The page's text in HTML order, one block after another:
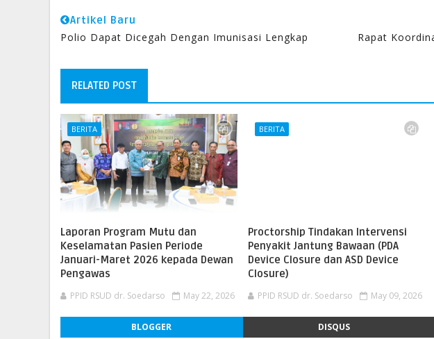
Artikel Baru
Polio Dapat Dicegah Dengan Imunisasi Lengkap
Rapat
RELATED POST
BERITA
Laporan Program Mutu dan
Keselamatan Pasien Periode
Januari-Maret 2026 kepada Dewan
Pengawas
PPID RSUD dr. Soedarso May 22, 2026
BERITA
Proctorship Tindakan Intervensi
Penyakit Jantung Bawaan (PDA
Device Closure dan ASD Device
Closure)
PPID RSUD dr. Soedarso May 09, 2026
BLOGGER DISQUS